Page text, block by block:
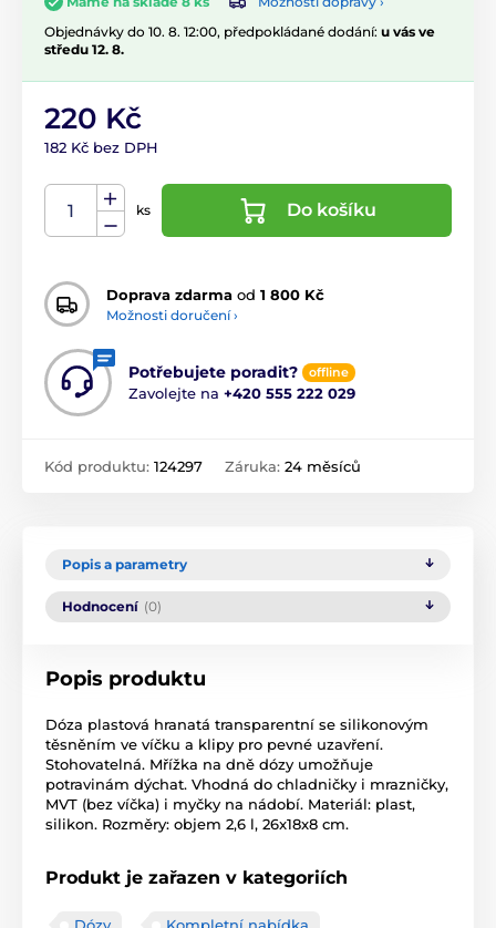
Objednávky do 10. 8. 12:00, předpokládané dodání: u vás ve
středu 12. 8.
220 Kč
182 Kč bez DPH
ks Do košíku
Doprava zdarma od 1 800 Kč
Možnosti doručení ›
Potřebujete poradit? offline
Zavolejte na +420 555 222 029
Kód produktu: 124297 Záruka: 24 měsíců
Popis a parametry
Hodnocení (0)
Popis produktu
Dóza plastová hranatá transparentní se silikonovým
těsněním ve víčku a klipy pro pevné uzavření.
Stohovatelná. Mřížka na dně dózy umožňuje
potravinám dýchat. Vhodná do chladničky i mrazničky,
MVT (bez víčka) i myčky na nádobí. Materiál: plast,
silikon. Rozměry: objem 2,6 l, 26x18x8 cm.
Produkt je zařazen v kategoriích